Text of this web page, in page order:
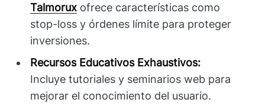
Talmorux ofrece características como
stop-loss y órdenes límite para proteger
inversiones.
Recursos Educativos Exhaustivos:
Incluye tutoriales y seminarios web para
mejorar el conocimiento del usuario.